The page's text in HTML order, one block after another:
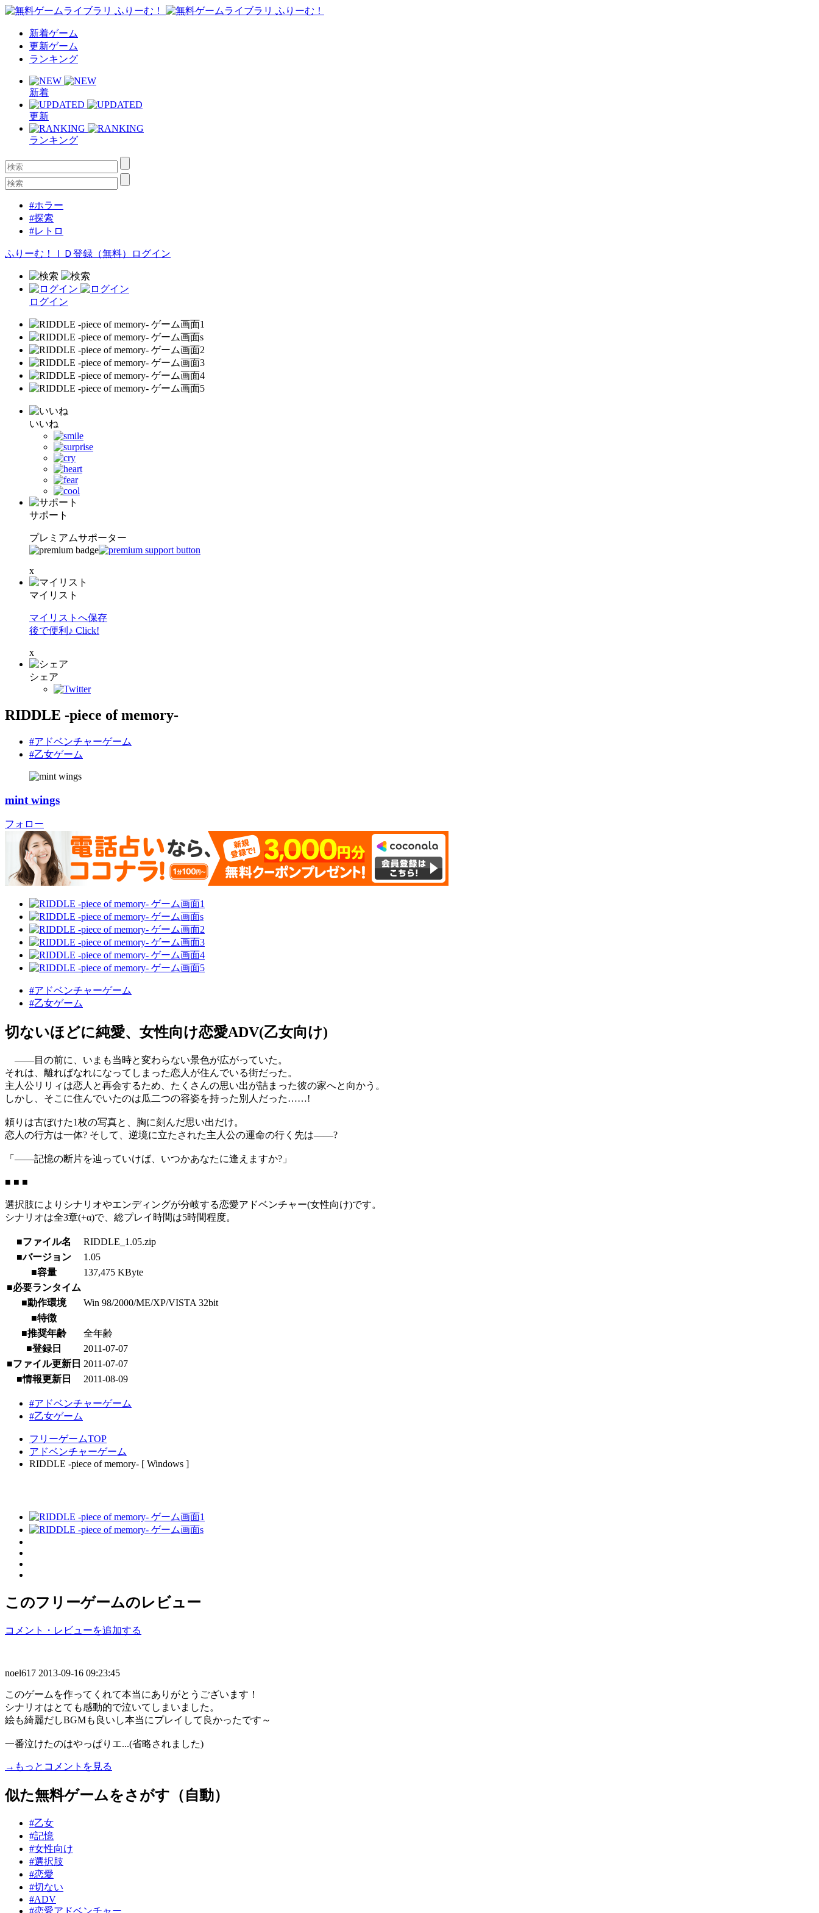
新着ゲーム
更新ゲーム
ランキング
新着
更新
ランキング
#ホラー
#探索
#レトロ
ふりーむ！ＩＤ登録（無料） ログイン
ログイン
いいね
サポート
プレミアムサポーター
x
マイリスト
マイリストへ保存
後で便利♪ Click!
x
シェア
RIDDLE -piece of memory-
#アドベンチャーゲーム
#乙女ゲーム
mint wings
フォロー
#アドベンチャーゲーム
#乙女ゲーム
切ないほどに純愛、女性向け恋愛ADV(乙女向け)
――目の前に、いまも当時と変わらない景色が広がっていた。
それは、離ればなれになってしまった恋人が住んでいる街だった。
主人公リリィは恋人と再会するため、たくさんの思い出が詰まった彼の家へと向かう。
しかし、そこに住んでいたのは瓜二つの容姿を持った別人だった……!
頼りは古ぼけた1枚の写真と、胸に刻んだ思い出だけ。
恋人の行方は一体? そして、逆境に立たされた主人公の運命の行く先は――?
「――記憶の断片を辿っていけば、いつかあなたに逢えますか?」
■ ■ ■
選択肢によりシナリオやエンディングが分岐する恋愛アドベンチャー(女性向け)です。
シナリオは全3章(+α)で、総プレイ時間は5時間程度。
■ファイル名
RIDDLE_1.05.zip
■バージョン
1.05
■容量
137,475 KByte
■必要ランタイム
■動作環境
Win 98/2000/ME/XP/VISTA 32bit
■特徴
■推奨年齢
全年齢
■登録日
2011-07-07
■ファイル更新日 2011-07-07
■情報更新日
2011-08-09
#アドベンチャーゲーム
#乙女ゲーム
フリーゲームTOP
アドベンチャーゲーム
RIDDLE -piece of memory- [ Windows ]
このフリーゲームのレビュー
コメント・レビューを追加する
noel617 2013-09-16 09:23:45
このゲームを作ってくれて本当にありがとうございます！
シナリオはとても感動的で泣いてしまいました。
絵も綺麗だしBGMも良いし本当にプレイして良かったです～
一番泣けたのはやっぱりエ...(省略されました)
→もっとコメントを見る
似た無料ゲームをさがす（自動）
#乙女
#記憶
#女性向け
#選択肢
#恋愛
#切ない
#ADV
#恋愛アドベンチャー